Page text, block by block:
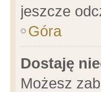
jeszcze
Góra
Dostaję
Możesz